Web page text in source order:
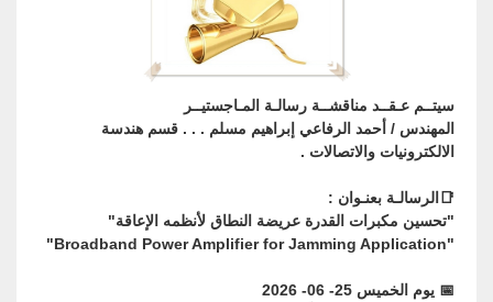
سيتــم عـقــد مناقشــة رسالـة المـاجستيــر
المهندس / أحمد الرفاعي إبراهيم مسلم . . . قسم هندسة
الالكترونيات والاتصالات .
📑الرسالـة بعنـوان :
"تحسين مكبرات القدرة عريضة النطاق لأنظمه الإعاقة"
"Broadband Power Amplifier for Jamming Application"
📅 يوم الخميس 25- 06- 2026